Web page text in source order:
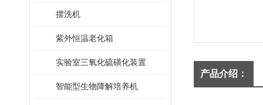
摆洗机
紫外恒温老化箱
实验室三氧化硫磺化装置
智能型生物降解培养机
产品介绍：